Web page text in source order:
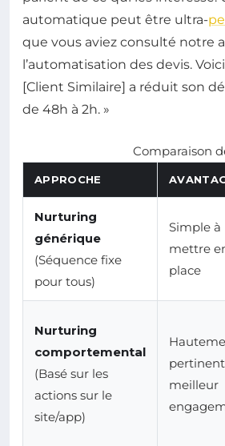
automatique peut être ultra-
que vous aviez consulté notre
l’automatisation des devis.
[Client Similaire] a réduit son
de 48h à 2h. »
Comparaison
APPROCHE
Nurturing
générique
(Séquence fixe
pour tous)
Simple à
mettre
place
Nurturing
comportemental
(Basé sur les
actions sur le
site/app)
meilleur